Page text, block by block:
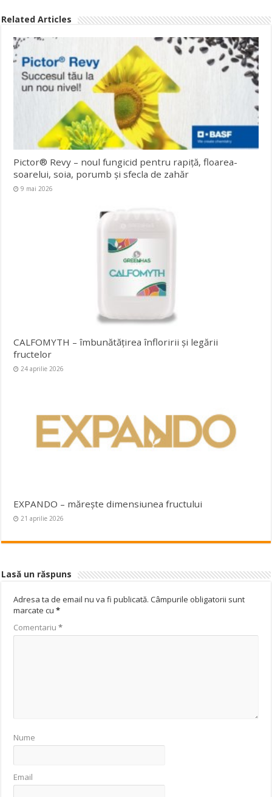
Related Articles
Pictor® Revy – noul fungicid pentru rapiță, floarea-
soarelui, soia, porumb și sfecla de zahăr
9 mai 2026
CALFOMYTH – îmbunătățirea înfloririi și legării
fructelor
24 aprilie 2026
EXPANDO – mărește dimensiunea fructului
21 aprilie 2026
Lasă un răspuns
Adresa ta de email nu va fi publicată. Câmpurile obligatorii sunt
marcate cu*
Comentariu*
Nume
Email